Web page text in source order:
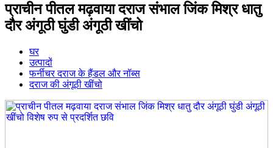
प्राचीन पीतल मढ़वाया दराज संभाल जिंक मिश्र धातु
दौर अंगूठी घुंडी अंगूठी खींचो
घर
उत्पादों
फर्नीचर दराज के हैंडल और नॉब्स
दराज की अंगूठी खींचो